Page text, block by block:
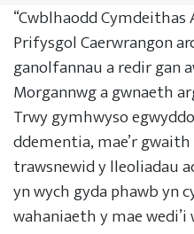
“Cwblhaodd
Prifysgol Caerwrangon
ganolfannau a redir gan
Morgannwg a gwnaeth
Trwy gymhwyso
ddementia, mae’r
trawsnewid y lleoliadau
yn wych gyda phawb yn
wahaniaeth y mae